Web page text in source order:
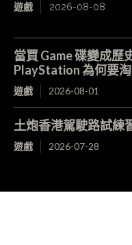
遊戲 2026-08-08
當買 Game 碟變成
PlayStation 為何要
遊戲 2026-08-01
土炮香港駕駛路試練
遊戲 2026-07-28